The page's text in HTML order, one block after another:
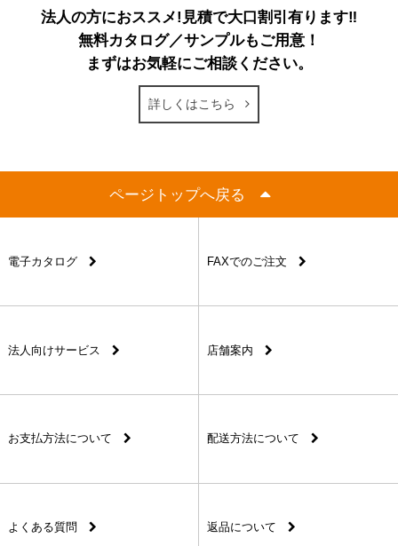
法人の方におススメ!見積で大口割引有ります‼
無料カタログ／サンプルもご用意！
まずはお気軽にご相談ください。
詳しくはこちら
ページトップへ戻る
電子カタログ FAXでのご注文
法人向けサービス 店舗案内
お支払方法について 配送方法について
よくある質問 返品について